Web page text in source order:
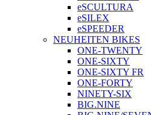
eSCULTURA
eSILEX
eSPEEDER
NEUHEITEN BIKES
ONE-TWENTY
ONE-SIXTY
ONE-SIXTY FR
ONE-FORTY
NINETY-SIX
BIG.NINE